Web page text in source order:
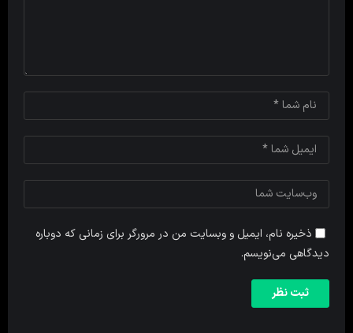
ذخیره نام، ایمیل و وبسایت من در مرورگر برای زمانی که دوباره
دیدگاهی می‌نویسم.